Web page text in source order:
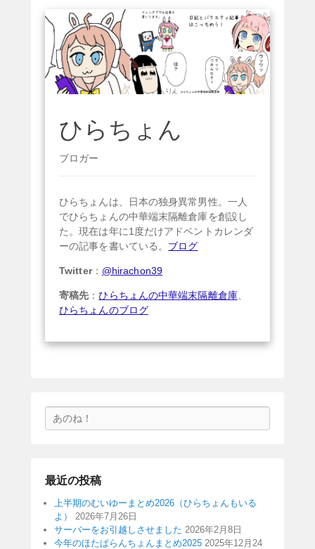
ひらちょん
ブロガー
ひらちょんは、日本の独身異常男性。一人
でひらちょんの中華端末隔離倉庫を創設し
た。現在は年に1度だけアドベントカレンダ
ーの記事を書いている。 ブログ
Twitter： @hirachon39
寄稿先 ：ひらちょんの中華端末隔離倉庫、
ひらちょんのブログ
索
最近の投稿
上半期のむいゆーまとめ2026（ひらちょんもいる
よ）
2026年7月26日
サーバーをお引越しさせました 2026年2月8日
今年のほたぱらんちょんまとめ2025 2025年12月24